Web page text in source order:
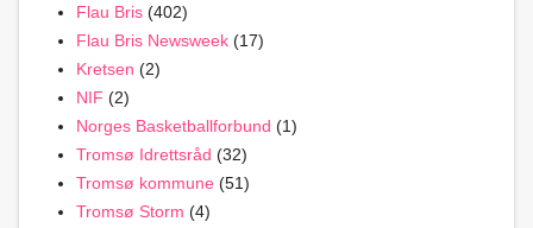
Flau Bris (402)
Flau Bris Newsweek (17)
Kretsen (2)
NIF (2)
Norges Basketballforbund (1)
Tromsø Idrettsråd (32)
Tromsø kommune (51)
Tromsø Storm (4)